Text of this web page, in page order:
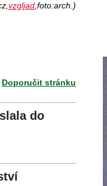
vzgljad ,foto:arch.)
Doporučit stránku
do